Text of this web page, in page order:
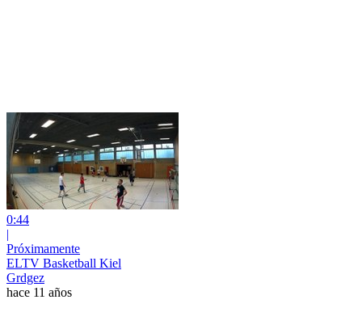
0:44
|
Próximamente
ELTV Basketball Kiel
Grdgez
hace 11 años